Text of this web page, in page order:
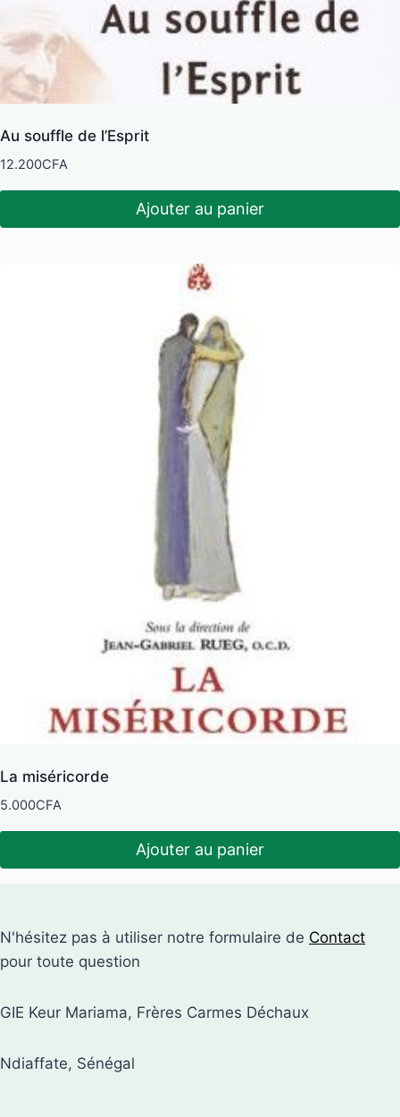
Au souffle de l’Esprit
12.200CFA
Ajouter au panier
La miséricorde
5.000CFA
Ajouter au panier
N'hésitez pas à utiliser notre formulaire de Contact
pour toute question
GIE Keur Mariama, Frères Carmes Déchaux
Ndiaffate, Sénégal